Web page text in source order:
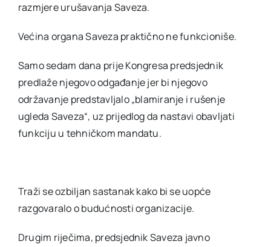
razmjere urušavanja Saveza.
Većina organa Saveza praktično ne funkcioniše.
Samo sedam dana prije Kongresa predsjednik
predlaže njegovo odgađanje jer bi njegovo
održavanje predstavljalo „blamiranje i rušenje
ugleda Saveza“, uz prijedlog da nastavi obavljati
funkciju u tehničkom mandatu.
Traži se ozbiljan sastanak kako bi se uopće
razgovaralo o budućnosti organizacije.
Drugim riječima, predsjednik Saveza javno